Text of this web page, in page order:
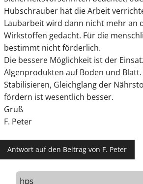
Hubschrauber hat die Arbeit
Laubarbeit wird dann nicht mehr an
Wirkstoffen gedacht. Für die
bestimmt nicht förderlich.
Die bessere Möglichkeit ist der
Algenprodukten auf Boden und
Stabilisieren, Gleichglang der
fördern ist wesentlich besser.
Gruß
F. Peter
Antwort auf den Beitrag von F. Peter
hps